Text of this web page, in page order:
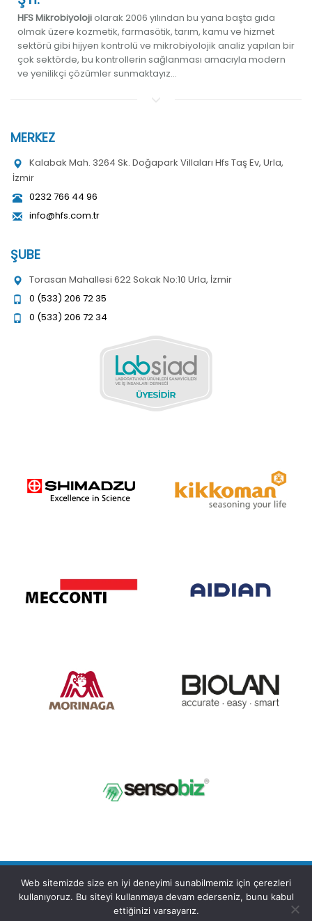
HFS Mikrobiyolojiolarak 2006 yılından bu yana başta gıda
olmak üzere kozmetik, farmasötik, tarım, kamu ve hizmet
sektörü gibi hijyen kontrolü ve mikrobiyolojik analiz yapılan bir
çok sektörde, bu kontrollerin sağlanması amacıyla modern
ve yenilikçi çözümler sunmaktayız...
MERKEZ
Kalabak Mah. 3264 Sk. Doğapark Villaları Hfs Taş Ev, Urla,
İzmir
0232 766 44 96
info@hfs.com.tr
ŞUBE
Torasan Mahallesi 622 Sokak No:10 Urla, İzmir
0 (533) 206 72 35
0 (533) 206 72 34
HFS MİKROBİYOLOJİK HİJYEN ÜRÜNLERİ VE HİJYEN
ÖLÇÜM CİHAZLARI TİC. LTD. ŞTİ.
Web sitemizde size en iyi deneyimi sunabilmemiz için çerezleri
kullanıyoruz. Bu siteyi kullanmaya devam ederseniz, bunu kabul
ettiğinizi varsayarız.